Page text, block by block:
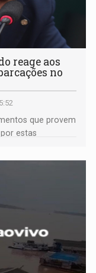
reage aos
no
que provem
estas